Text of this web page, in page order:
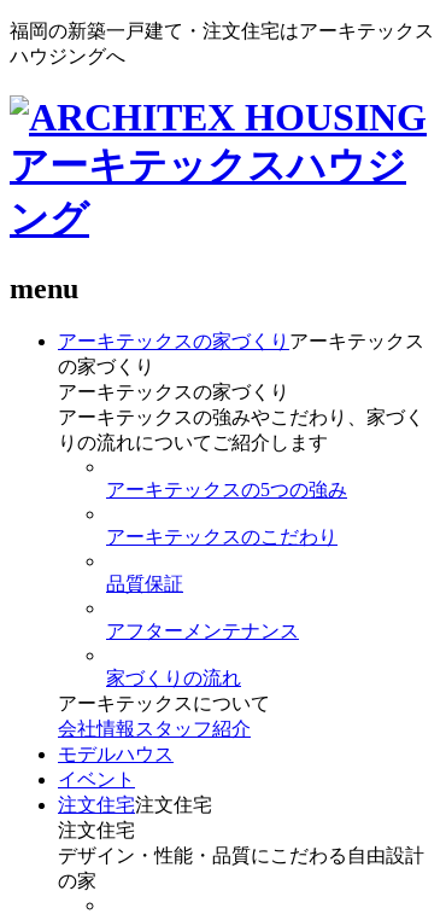
福岡の新築一戸建て・注文住宅はアーキテックス
ハウジングへ
menu
アーキテックスの家づくり アーキテックス
の家づくり
アーキテックスの家づくり
アーキテックスの強みやこだわり、家づく
りの流れについてご紹介します
アーキテックスの5つの強み
アーキテックスのこだわり
品質保証
アフターメンテナンス
家づくりの流れ
アーキテックスについて
会社情報 スタッフ紹介
モデルハウス
イベント
注文住宅注文住宅
注文住宅
デザイン・性能・品質にこだわる自由設計
の家